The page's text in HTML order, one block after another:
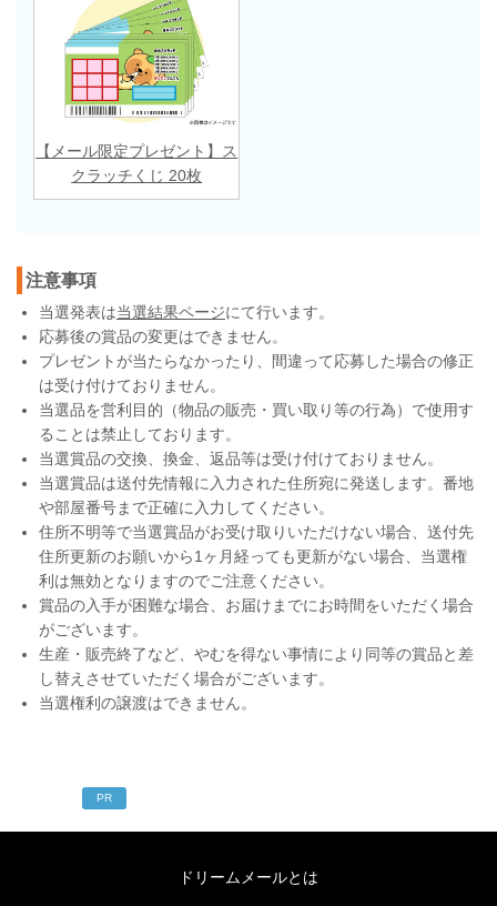
【メール限定プレゼント】ス
クラッチくじ 20枚
注意事項
当選発表は当選結果ページにて行います。
応募後の賞品の変更はできません。
プレゼントが当たらなかったり、間違って応募した場合の修正
は受け付けておりません。
当選品を営利目的（物品の販売・買い取り等の行為）で使用す
ることは禁止しております。
当選賞品の交換、換金、返品等は受け付けておりません。
当選賞品は送付先情報に入力された住所宛に発送します。番地
や部屋番号まで正確に入力してください。
住所不明等で当選賞品がお受け取りいただけない場合、送付先
住所更新のお願いから1ヶ月経っても更新がない場合、当選権
利は無効となりますのでご注意ください。
賞品の入手が困難な場合、お届けまでにお時間をいただく場合
がございます。
生産・販売終了など、やむを得ない事情により同等の賞品と差
し替えさせていただく場合がございます。
当選権利の譲渡はできません。
PR
ドリームメールとは